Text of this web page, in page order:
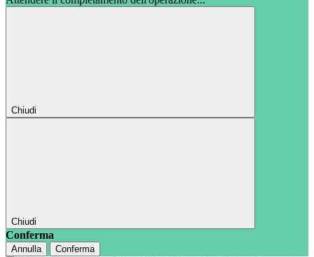
Chiudi
Chiudi
Conferma
Annulla
Conferma